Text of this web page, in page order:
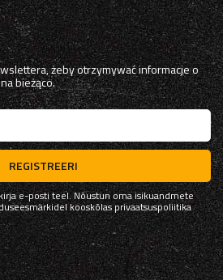
żeby otrzymywać informacje o
bieżąco.
REGISTREERI
e-posti teel. Nõustun oma isikuandmete
kooskõlasprivaatsuspoliitika